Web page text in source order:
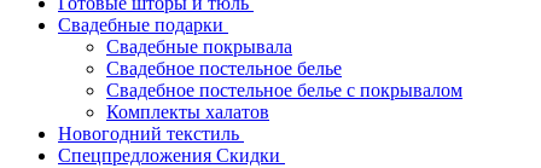
Свадебные подарки
Свадебные покрывала
Свадебное постельное белье
Свадебное постельное белье с покрывалом
Комплекты халатов
Новогодний текстиль
Спецпредложения Скидки